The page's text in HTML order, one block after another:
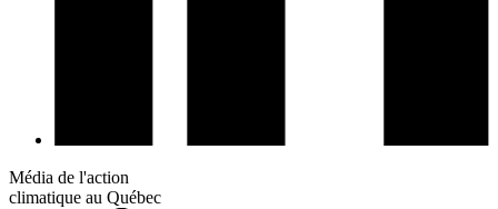
Média de l'action
climatique au Québec